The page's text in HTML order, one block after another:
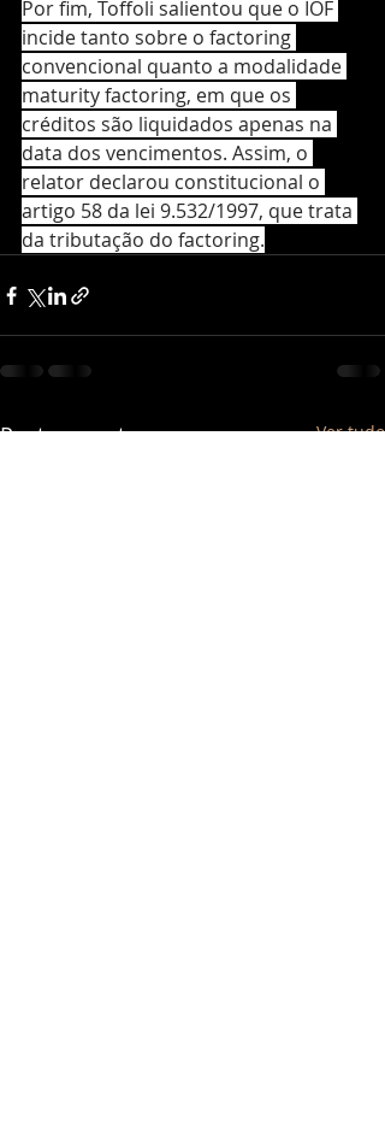
Por fim, Toffoli salientou que o IOF
incide tanto sobre o factoring
convencional quanto a modalidade
maturity factoring, em que os
créditos são liquidados apenas na
data dos vencimentos. Assim, o
relator declarou constitucional o
artigo 58 da lei 9.532/1997, que trata
da tributação do factoring.
Posts recentes Ver tudo